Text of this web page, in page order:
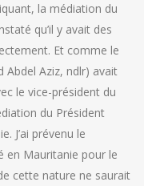
la médiation du
qu’il y avait des
Et comme le
Abdel Aziz, ndlr) avait
le vice-président du
du Président
J’ai prévenu le
en Mauritanie pour le
cette nature ne saurait